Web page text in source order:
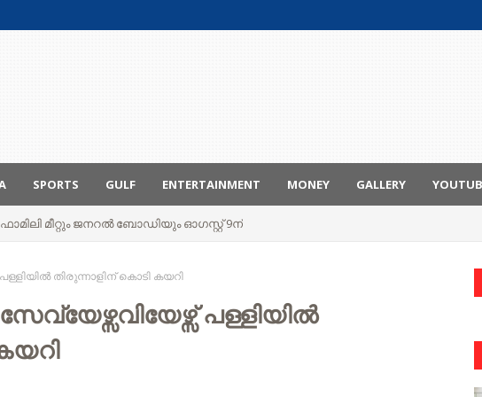
SPORTS GULF ENTERTAINMENT MONEY GALLERY
ഫാമിലി മീറ്റും ജനറൽ ബോഡിയും ഓഗസ്റ്റ് 9ന്
തിരുന്നാളിന് കൊടി കയറി
പള്ളിയിൽ